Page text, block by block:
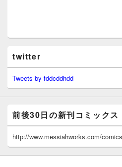
twitter
Tweets by fddcddhdd
前後30日の新刊コミックス
http://www.messiahworks.com/